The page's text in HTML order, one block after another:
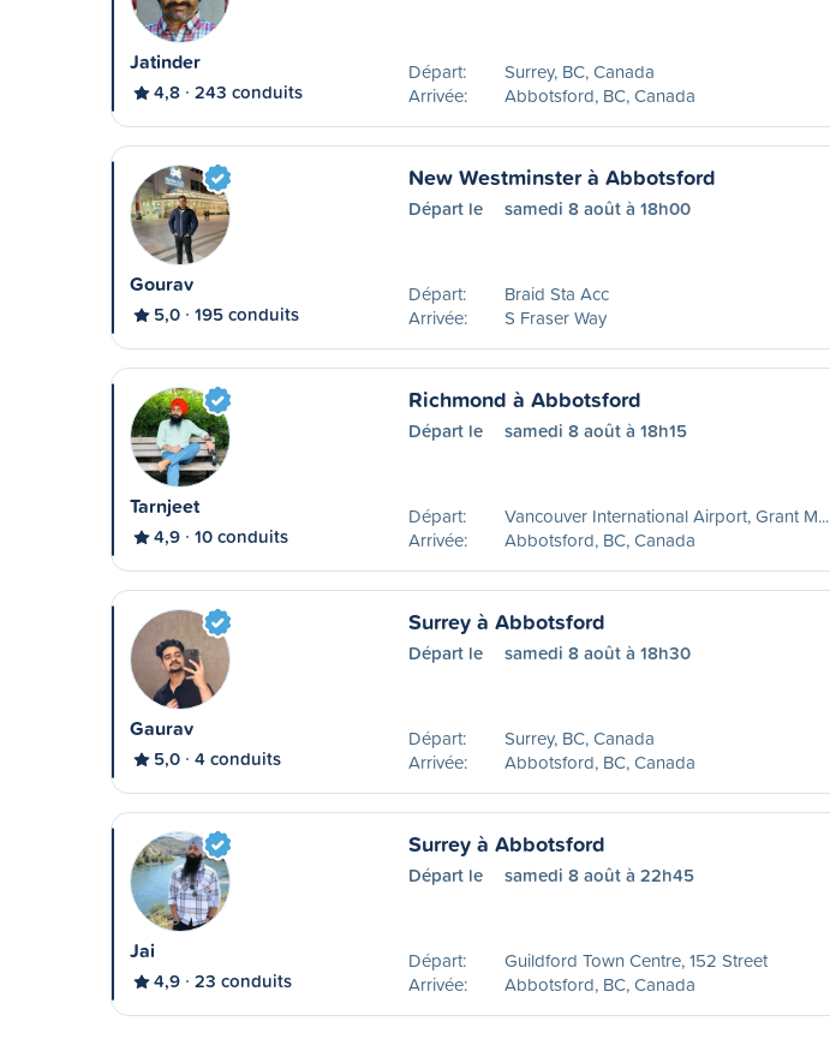
Jatinder
4,8 243 conduits
Départ:
Surrey, BC, Canada
Arrivée:
Abbotsford, BC, Canada
Gourav
5,0 195 conduits
New Westminster à Abbotsford
Départ le samedi 8 août à 18h00
Départ:
Braid Sta Acc
Arrivée:
S Fraser Way
Tarnjeet
4,9 10 conduits
Richmond à Abbotsford
Départ le samedi 8 août à 18h15
Départ:
Vancouver International Airport, Grant M...
Arrivée:
Abbotsford, BC, Canada
Gaurav
5,0 4 conduits
Surrey à Abbotsford
Départ le samedi 8 août à 18h30
Départ:
Surrey, BC, Canada
Arrivée:
Abbotsford, BC, Canada
Jai
4,9 23 conduits
Surrey à Abbotsford
Départ le samedi 8 août à 22h45
Départ:
Guildford Town Centre, 152 Street
Arrivée:
Abbotsford, BC, Canada